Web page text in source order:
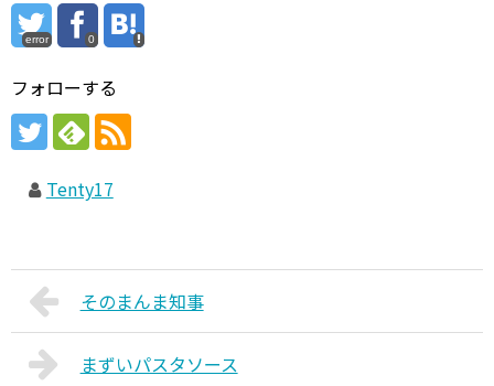
error 0
フォローする
Tenty17
そのまんま知事
まずいパスタソース